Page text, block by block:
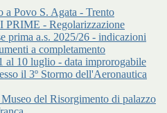
a Povo S. Agata - Trento
- Regolarizzazione
prima a.s. 2025/26 - indicazioni
a completamento
al 10 luglio - data improrogabile
il 3º Stormo dell'Aeronautica
del Risorgimento di palazzo